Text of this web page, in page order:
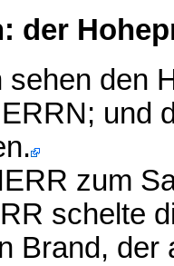
der
sehen den
und
zum
schelte
Brand,